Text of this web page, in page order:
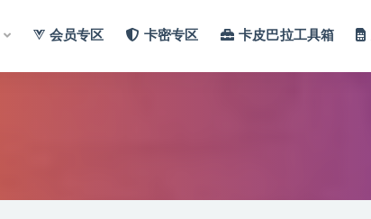
会员专区 卡密专区 卡皮巴拉工具箱